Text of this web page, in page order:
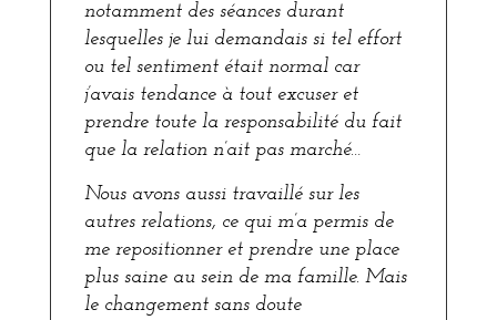
notamment des séances durant
lesquelles je lui demandais si tel effort
ou tel sentiment était normal car
j’avais tendance à tout excuser et
prendre toute la responsabilité du fait
que la relation n’ait pas marché…
Nous avons aussi travaillé sur les
autres relations, ce qui m’a permis de
me repositionner et prendre une place
plus saine au sein de ma famille. Mais
le changement sans doute